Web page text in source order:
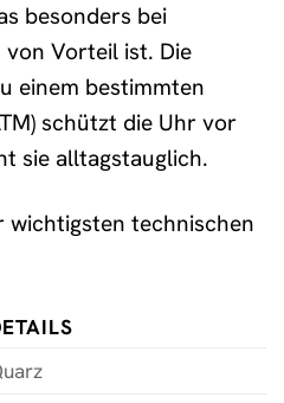
besonders bei
Vorteil ist. Die
einem bestimmten
schützt die Uhr vor
sie alltagstauglich.
wichtigsten technischen